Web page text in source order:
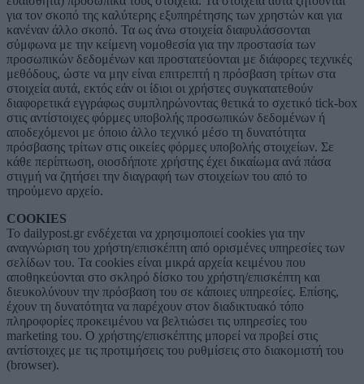
για τον σκοπό της καλύτερης εξυπηρέτησης των χρηστών και για
κανέναν άλλο σκοπό. Τα ως άνω στοιχεία διαφυλάσσονται
σύμφωνα με την κείμενη νομοθεσία για την προστασία των
προσωπικών δεδομένων και προστατεύονται με διάφορες τεχνικές
μεθόδους, ώστε να μην είναι επιτρεπτή η πρόσβαση τρίτων στα
στοιχεία αυτά, εκτός εάν οι ίδιοι οι χρήστες συγκατατεθούν
διαφορετικά εγγράφως συμπληρώνοντας θετικά το σχετικό tick-box
στις αντίστοιχες φόρμες υποβολής προσωπικών δεδομένων ή
αποδεχόμενοι με όποιο άλλο τεχνικό μέσο τη δυνατότητα
πρόσβασης τρίτων στις οικείες φόρμες υποβολής στοιχείων. Σε
κάθε περίπτωση, οιοσδήποτε χρήστης έχει δικαίωμα ανά πάσα
στιγμή να ζητήσει την διαγραφή των στοιχείων του από το
τηρούμενο αρχείο.
COOKIES
Το dailypost.gr ενδέχεται να χρησιμοποιεί cookies για την
αναγνώριση του χρήστη/επισκέπτη από ορισμένες υπηρεσίες των
σελίδων του. Τα cookies είναι μικρά αρχεία κειμένου που
αποθηκεύονται στο σκληρό δίσκο του χρήστη/επισκέπτη και
διευκολύνουν την πρόσβαση του σε κάποιες υπηρεσίες. Επίσης,
έχουν τη δυνατότητα να παρέχουν στον διαδικτυακό τόπο
πληροφορίες προκειμένου να βελτιώσει τις υπηρεσίες του
marketing του. Ο χρήστης/επισκέπτης μπορεί να προβεί στις
αντίστοιχες με τις προτιμήσεις του ρυθμίσεις στο διακομιστή του
(browser).